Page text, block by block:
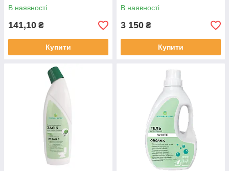
В наявності
141,10 ₴
Купити
В наявності
3 150 ₴
Купити